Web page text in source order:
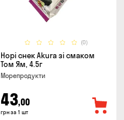
(0)
Норі снек Akura зі смаком
Том Ям, 4.5г
Морепродукти
43,00
грн за 1 шт